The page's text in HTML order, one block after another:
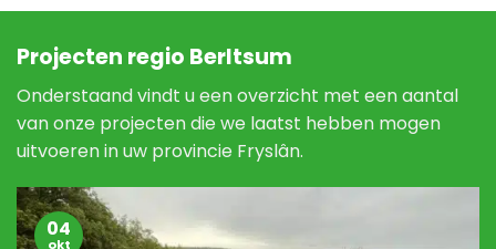
Projecten regio Berltsum
Onderstaand vindt u een overzicht met een aantal
van onze projecten die we laatst hebben mogen
uitvoeren in uw provincie Fryslân.
04
okt